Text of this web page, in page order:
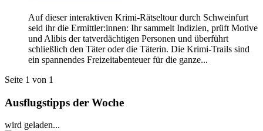
Auf dieser interaktiven Krimi-Rätseltour durch Schweinfurt
seid ihr die Ermittler:innen: Ihr sammelt Indizien, prüft Motive
und Alibis der tatverdächtigen Personen und überführt
schließlich den Täter oder die Täterin. Die Krimi-Trails sind
ein spannendes Freizeitabenteuer für die ganze...
Seite 1 von 1
Ausflugstipps der Woche
wird geladen...